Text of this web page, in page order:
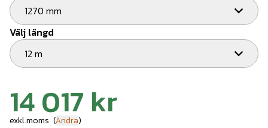
1270 mm
Välj längd
12 m
14 017 kr
exkl.moms (Ändra)